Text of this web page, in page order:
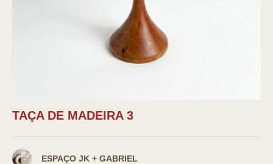
TAÇA DE MADEIRA 3
ESPAÇO JK + GABRIEL